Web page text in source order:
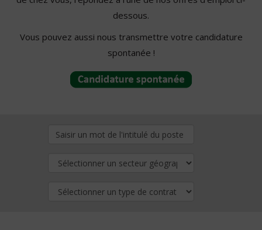
dessous.
Vous pouvez aussi nous transmettre votre candidature
spontanée !